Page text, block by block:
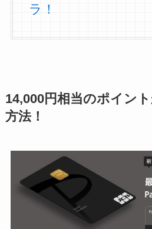
ラ！
14,000円相当のポイン
方法！